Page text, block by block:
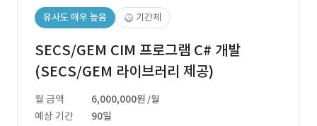
유사도 매우 높음 기간제
SECS/GEM CIM 프로그램 C# 개발
(SECS/GEM 라이브러리 제공)
월 금액 6,000,000원 /월
예상 기간
90일